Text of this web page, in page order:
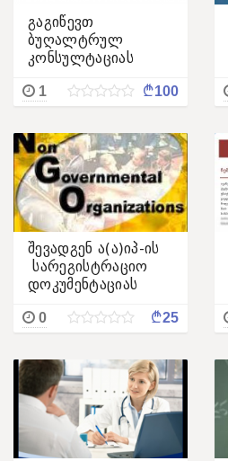
გაგიწევთ
ბუღალტრულ
კონსულტაციას
1 ¢100
შევადგენ ა(ა)იპ-ის
სარეგისტრაციო
დოკუმენტაციას
0 ¢25